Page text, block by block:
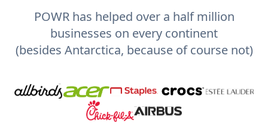
POWR has helped over a half million
businesses on every continent
(besides Antarctica, because of course not)